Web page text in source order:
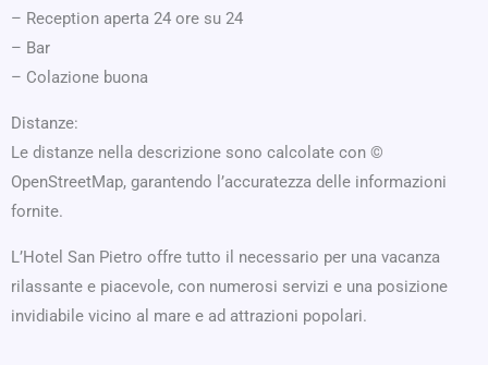
– Reception aperta 24 ore su 24
– Bar
– Colazione buona
Distanze:
Le distanze nella descrizione sono calcolate con ©
OpenStreetMap, garantendo l’accuratezza delle informazioni
fornite.
L’Hotel San Pietro offre tutto il necessario per una vacanza
rilassante e piacevole, con numerosi servizi e una posizione
invidiabile vicino al mare e ad attrazioni popolari.